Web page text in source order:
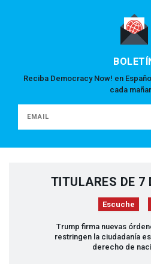
Reciba Democracy Now! en
cada
TITULARES DE 7
Escuche
Trump firma nuevas
restringen la ciudadanía
derecho de